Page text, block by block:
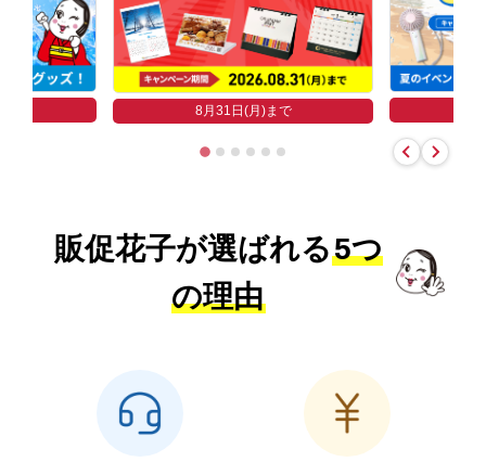
8月31日(月)まで
販促花子が選ばれる5つ
の理由